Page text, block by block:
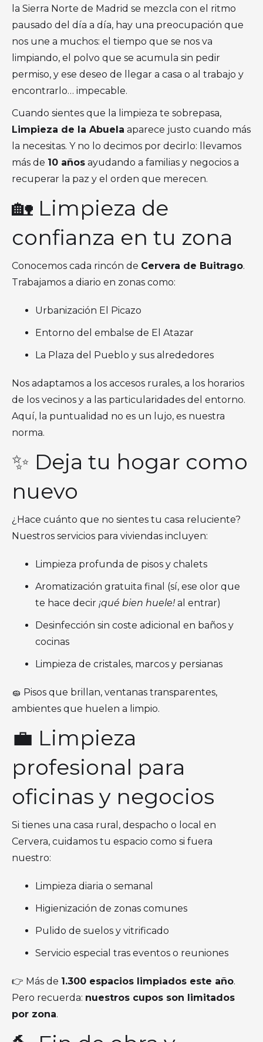
la Sierra Norte de Madrid se mezcla con el ritmo
pausado del día a día, hay una preocupación que
nos une a muchos: el tiempo que se nos va
limpiando, el polvo que se acumula sin pedir
permiso, y ese deseo de llegar a casa o al trabajo y
encontrarlo… impecable.
Cuando sientes que la limpieza te sobrepasa,
Limpieza de la Abuela aparece justo cuando más
la necesitas. Y no lo decimos por decirlo: llevamos
más de 10 años ayudando a familias y negocios a
recuperar la paz y el orden que merecen.
🏡 Limpieza de
confianza en tu zona
Conocemos cada rincón de Cervera de Buitrago.
Trabajamos a diario en zonas como:
Urbanización El Picazo
Entorno del embalse de El Atazar
La Plaza del Pueblo y sus alrededores
Nos adaptamos a los accesos rurales, a los horarios
de los vecinos y a las particularidades del entorno.
Aquí, la puntualidad no es un lujo, es nuestra
norma.
✨ Deja tu hogar como
nuevo
¿Hace cuánto que no sientes tu casa reluciente?
Nuestros servicios para viviendas incluyen:
Limpieza profunda de pisos y chalets
Aromatización gratuita final (sí, ese olor que
te hace decir ¡qué bien huele! al entrar)
Desinfección sin coste adicional en baños y
cocinas
Limpieza de cristales, marcos y persianas
🧽 Pisos que brillan, ventanas transparentes,
ambientes que huelen a limpio.
💼 Limpieza
profesional para
oficinas y negocios
Si tienes una casa rural, despacho o local en
Cervera, cuidamos tu espacio como si fuera
nuestro:
Limpieza diaria o semanal
Higienización de zonas comunes
Pulido de suelos y vitrificado
Servicio especial tras eventos o reuniones
👉 Más de 1.300 espacios limpiados este año.
Pero recuerda: nuestros cupos son limitados
por zona.